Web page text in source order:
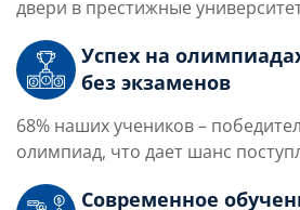
двери в престижные
Успех на
без экзаменов
68% наших учеников–
олимпиад, что дает шанс
Современное